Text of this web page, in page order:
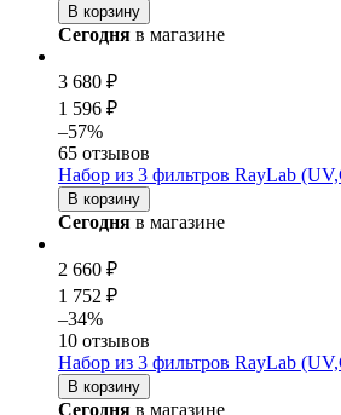
В корзину
Сегодня в магазине
3 680 ₽
1 596 ₽
–57%
65 отзывов
Набор из 3 фильтров RayLab
В корзину
Сегодня в магазине
2 660 ₽
1 752 ₽
–34%
10 отзывов
Набор из 3 фильтров RayLab
В корзину
Сегодня в магазине